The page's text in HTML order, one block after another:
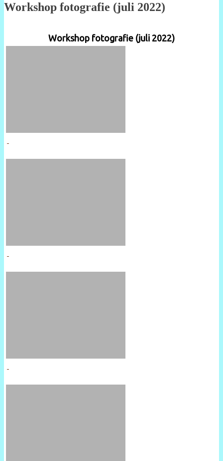
Workshop fotografie (juli 2022)
Workshop fotografie (juli 2022)